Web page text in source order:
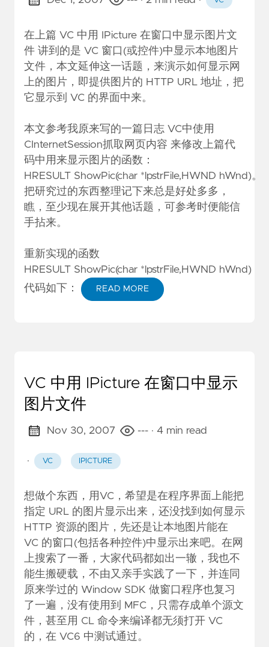
在上篇 VC 中用 IPicture 在窗口中显示图片文
件 讲到的是 VC 窗口(或控件)中显示本地图片
文件，本文延伸这一话题，来演示如何显示网
上的图片，即提供图片的 HTTP URL 地址，把
它显示到 VC 的界面中来。
本文参考我原来写的一篇日志 VC中使用
CInternetSession抓取网页内容 来修改上篇代
码中用来显示图片的函数：
HRESULT ShowPic(char *lpstrFile,HWND hWnd)。
把研究过的东西整理记下来总是好处多多，
瞧，至少现在展开其他话题，可参考时便能信
手拈来。
重新实现的函数
HRESULT ShowPic(char *lpstrFile,HWND hWnd)
代码如下：
READ MORE
VC 中用 IPicture 在窗口中显示
图片文件
Nov 30, 2007 --- · 4 min read
· VC IPICTURE
想做个东西，用VC，希望是在程序界面上能把
指定 URL 的图片显示出来，还没找到如何显示
HTTP 资源的图片，先还是让本地图片能在
VC 的窗口(包括各种控件)中显示出来吧。在网
上搜索了一番，大家代码都如出一辙，我也不
能生搬硬载，不由又亲手实践了一下，并连同
原来学过的 Window SDK 做窗口程序也复习
了一遍，没有使用到 MFC，只需存成单个源文
件，甚至用 CL 命令来编译都无须打开 VC
的，在 VC6 中测试通过。